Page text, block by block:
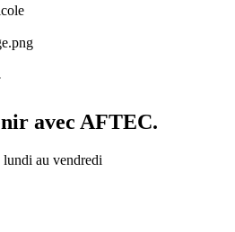
avec AFTEC.
lundi au vendredi